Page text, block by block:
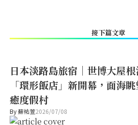
接下篇文章
日本淡路島旅宿｜世博大屋
「環形飯店」新開幕，面海
癒度假村
By蘇祐萱2026/07/08